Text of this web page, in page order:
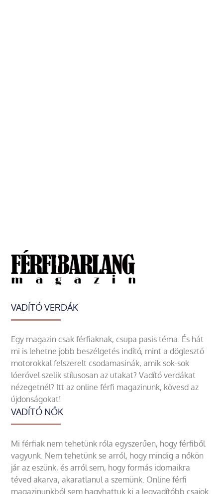
VADÍTÓ VERDÁK
Egy magazin csak férfiaknak, csupa pasis téma. És hát
mi is lehetne jobb beszélgetés indító, mint a döglesztő
motorokkal felszerelt csodamasinák, amik sok-sok
lóerővel szelik stílusosan az utakat? Vadító verdákat
nézegetnél? Itt az online férfi magazinunk, kövesd az
újdonságokat!
VADÍTÓ NŐK
Mi férfiak nem tehetünk róla egyszerűen, hogy férfiből
vagyunk. Nem tehetünk se arról, hogy mindig a nőkön
jár az eszünk, és arról sem, hogy formás idomaikra
téved akarva, akaratlanul a szemünk. Online férfi
magazinunkból sem hagyhattuk ki a legvadítóbb csajok